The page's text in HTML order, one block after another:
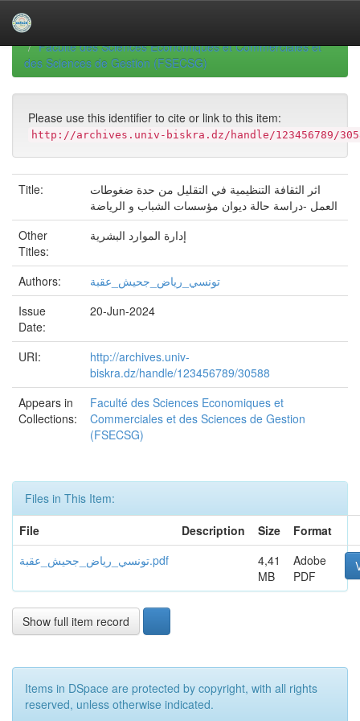
navigationUniversity of Biskra Repository
Faculté des Sciences Economiques et Commerciales et
des Sciences de Gestion (FSECSG)
Please use this identifier to cite or link to this item:
http://archives.univ-biskra.dz/handle/123456789/
Title:
اثر الثقافة التنظيمية في التقليل من حدة ضغوطات
العمل -دراسة حالة ديوان مؤسسات الشباب و الرياضة
Other
Titles:
إدارة الموارد البشرية
Authors:
تونسي_رياض_جحيش_عقبة
Issue
Date:
20-Jun-2024
URI:
http://archives.univ-
biskra.dz/handle/123456789/30588
Appears in
Collections:
Faculté des Sciences Economiques et
Commerciales et des Sciences de Gestion
(FSECSG)
Files in This Item:
File
Description Size
Format
تونسي_رياض_جحيش_عقبة.pdf
4,41
MB
Adobe
PDF
Show full item record
Items in DSpace are protected by copyright, with all rights
reserved, unless otherwise indicated.